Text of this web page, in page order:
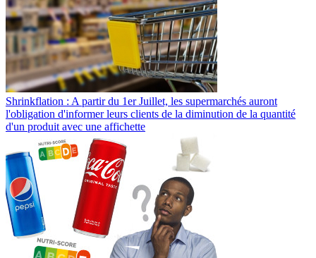
Shrinkflation : A partir du 1er Juillet, les supermarchés auront
l'obligation d'informer leurs clients de la diminution de la quantité
d'un produit avec une affichette